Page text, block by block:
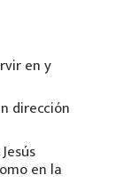
en y
dirección
en la